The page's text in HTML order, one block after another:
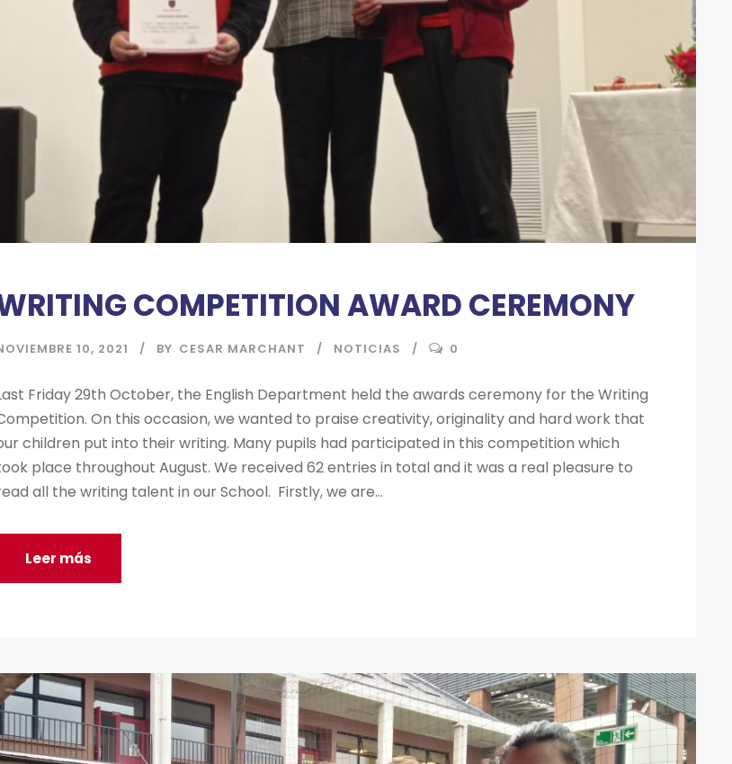
COMPETITION AWARD CEREMONY
10, 2021 BY CESAR MARCHANT NOTICIAS 0
Friday 29th October, the English Department held the awards ceremony for the Writing
On this occasion, we wanted to praise creativity, originality and hard work that
children put into their writing. Many pupils had participated in this competition which
place throughout August. We received 62 entries in total and it was a real pleasure to
all the writing talent in our School. Firstly, we are...
Leer más